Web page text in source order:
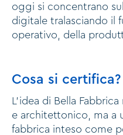
oggi si concentrano
digitale tralasciando il
operativo, della
Cosa si certifica?
L’idea di Bella
e architettonico, ma a
fabbrica inteso come